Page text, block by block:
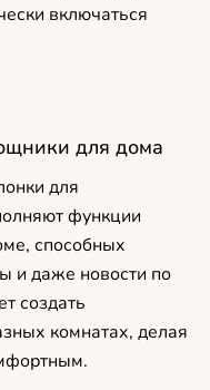
включаться
для дома
для
функции
способных
и даже новости по
создать
комнатах, делая